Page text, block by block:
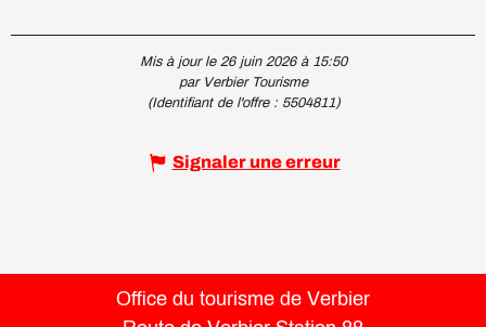
Mis à jour le 26 juin 2026 à 15:50
par Verbier Tourisme
(Identifiant de l'offre : 5504811)
Signaler une erreur
Office du tourisme de Verbier